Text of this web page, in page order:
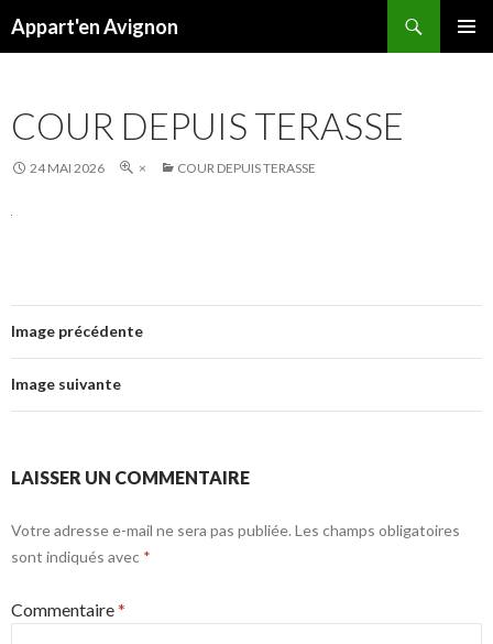
Appart'en Avignon
COUR DEPUIS TERASSE
24 MAI 2026 × COUR DEPUIS TERASSE
Image précédente
Image suivante
LAISSER UN COMMENTAIRE
Votre adresse e-mail ne sera pas publiée. Les champs obligatoires
sont indiqués avec *
Commentaire*